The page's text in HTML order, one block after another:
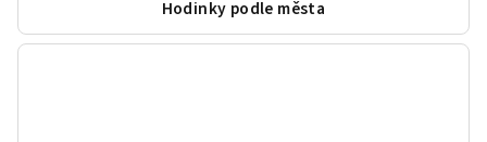
Hodinky podle města